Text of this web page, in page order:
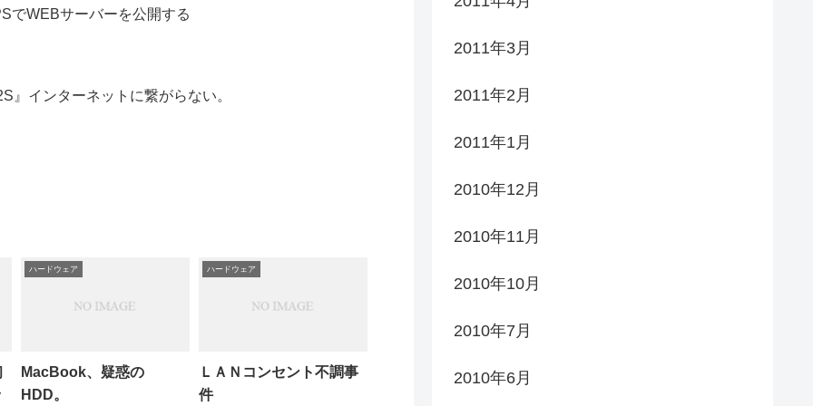
でWEBサーバーを公開する
』インターネットに繋がらない。
ハードウェア
MacBook、疑惑の
HDD。
ハードウェア
ＬＡＮコンセント不調事
件
2011年3月
2011年2月
2011年1月
2010年12月
2010年11月
2010年10月
2010年7月
2010年6月